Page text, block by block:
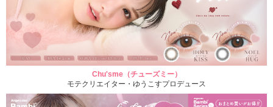
Chu'sme（チューズミー）
モテクリエイター・ゆうこすプロデュース